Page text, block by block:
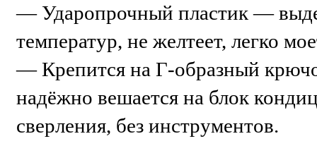
— Ударопрочный пластик —
температур, не желтеет, легко
— Крепится на Г-образный
надёжно вешается на блок
сверления, без инструментов.